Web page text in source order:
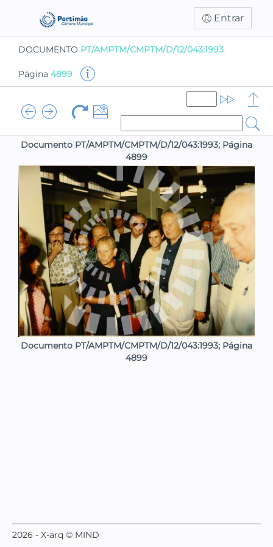
Entrar
DOCUMENTO PT/AMPTM/CMPTM/D/12/043:1993
Página 4899
Documento PT/AMPTM/CMPTM/D/12/043:1993; Página
4899
Documento PT/AMPTM/CMPTM/D/12/043:1993; Página
4899
2026 - X-arq © MIND